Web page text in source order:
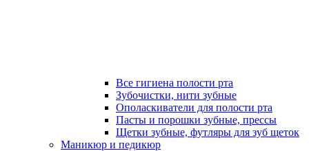
Все гигиена полости рта
Зубочистки, нити зубные
Ополаскиватели для полости рта
Пасты и порошки зубные, прессы
Щетки зубные, футляры для зуб щеток
Маникюр и педикюр